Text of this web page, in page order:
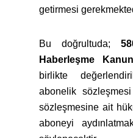
getirmesi
Bu doğrultuda;
Haberleşme
birlikte
abonelik sözleşmesi
sözleşmesine ait
aboneyi